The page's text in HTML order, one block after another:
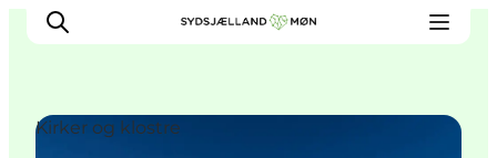
Kirker og klostre